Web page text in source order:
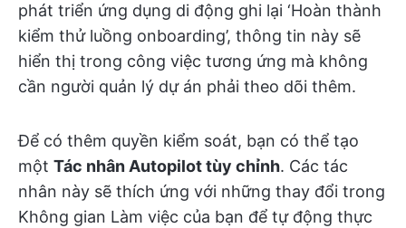
phát triển ứng dụng di động ghi lại ‘Hoàn thành
kiểm thử luồng onboarding’, thông tin này sẽ
hiển thị trong công việc tương ứng mà không
cần người quản lý dự án phải theo dõi thêm.
Để có thêm quyền kiểm soát, bạn có thể tạo
một Tác nhân Autopilot tùy chỉnh. Các tác
nhân này sẽ thích ứng với những thay đổi trong
Không gian Làm việc của bạn để tự động thực